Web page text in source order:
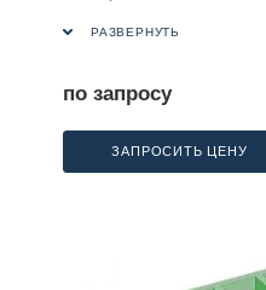
РАЗВЕРНУТЬ
по запросу
ЗАПРОСИТЬ ЦЕНУ